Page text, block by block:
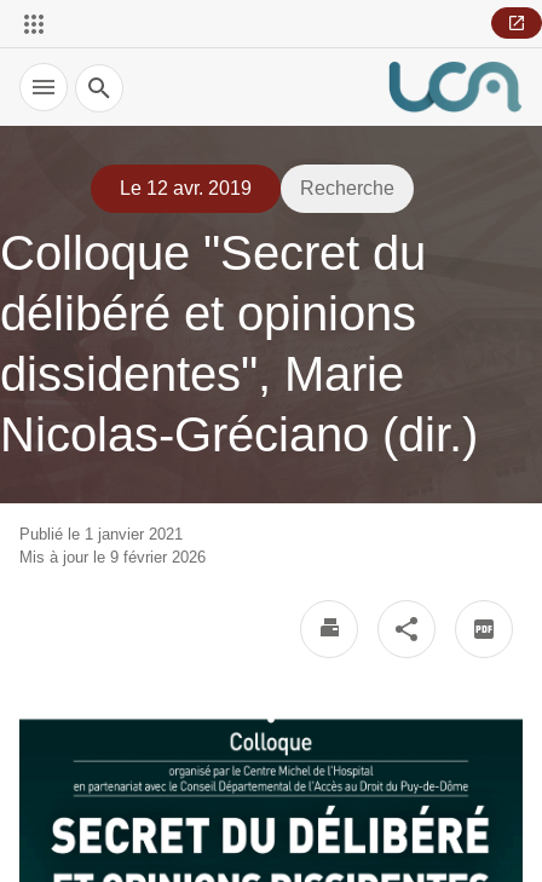
Recherche
Le 12 avr. 2019 Recherche
Colloque "Secret du
délibéré et opinions
dissidentes", Marie
Nicolas-Gréciano (dir.)
Publié le 1 janvier 2021
Mis à jour le 9 février 2026